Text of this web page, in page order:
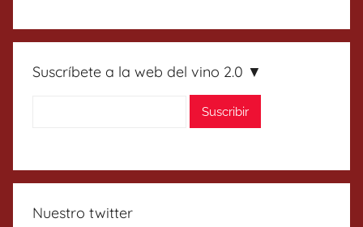
Suscríbete a la web del vino 2.0 ▼
Nuestro twitter